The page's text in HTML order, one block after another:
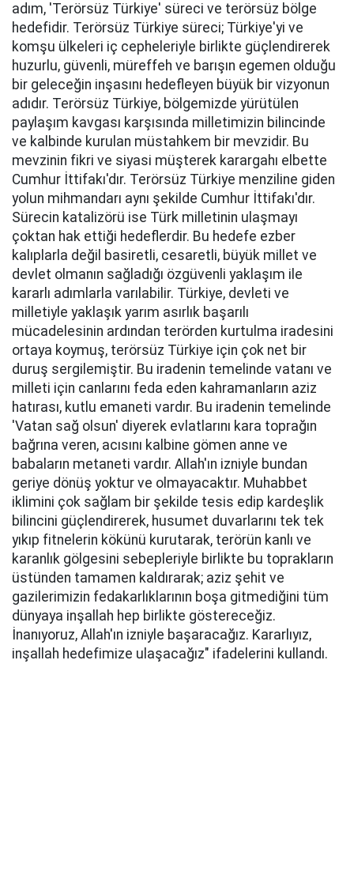
adım, 'Terörsüz Türkiye' süreci ve terörsüz bölge
hedefidir. Terörsüz Türkiye süreci; Türkiye'yi ve
komşu ülkeleri iç cepheleriyle birlikte güçlendirerek
huzurlu, güvenli, müreffeh ve barışın egemen olduğu
bir geleceğin inşasını hedefleyen büyük bir vizyonun
adıdır. Terörsüz Türkiye, bölgemizde yürütülen
paylaşım kavgası karşısında milletimizin bilincinde
ve kalbinde kurulan müstahkem bir mevzidir. Bu
mevzinin fikri ve siyasi müşterek karargahı elbette
Cumhur İttifakı'dır. Terörsüz Türkiye menziline giden
yolun mihmandarı aynı şekilde Cumhur İttifakı'dır.
Sürecin katalizörü ise Türk milletinin ulaşmayı
çoktan hak ettiği hedeflerdir. Bu hedefe ezber
kalıplarla değil basiretli, cesaretli, büyük millet ve
devlet olmanın sağladığı özgüvenli yaklaşım ile
kararlı adımlarla varılabilir. Türkiye, devleti ve
milletiyle yaklaşık yarım asırlık başarılı
mücadelesinin ardından terörden kurtulma iradesini
ortaya koymuş, terörsüz Türkiye için çok net bir
duruş sergilemiştir. Bu iradenin temelinde vatanı ve
milleti için canlarını feda eden kahramanların aziz
hatırası, kutlu emaneti vardır. Bu iradenin temelinde
'Vatan sağ olsun' diyerek evlatlarını kara toprağın
bağrına veren, acısını kalbine gömen anne ve
babaların metaneti vardır. Allah'ın izniyle bundan
geriye dönüş yoktur ve olmayacaktır. Muhabbet
iklimini çok sağlam bir şekilde tesis edip kardeşlik
bilincini güçlendirerek, husumet duvarlarını tek tek
yıkıp fitnelerin kökünü kurutarak, terörün kanlı ve
karanlık gölgesini sebepleriyle birlikte bu toprakların
üstünden tamamen kaldırarak; aziz şehit ve
gazilerimizin fedakarlıklarının boşa gitmediğini tüm
dünyaya inşallah hep birlikte göstereceğiz.
İnanıyoruz, Allah'ın izniyle başaracağız. Kararlıyız,
inşallah hedefimize ulaşacağız" ifadelerini kullandı.